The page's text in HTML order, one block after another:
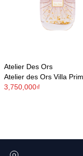
Atelier Des Ors
Atelier des Ors Villa
3,750,000₫